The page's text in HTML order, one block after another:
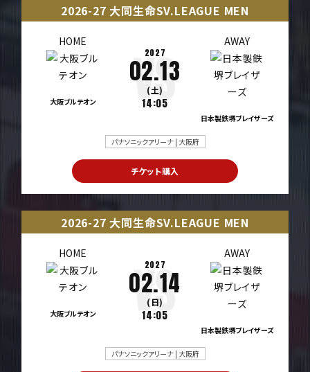
2026-27 大同生命SV.LEAGUE MEN
HOME
大阪ブルテオン
2027
02.13
(土)
14:05
AWAY
日本製鉄堺ブレイザーズ
パナソニックアリーナ | 大阪府
チケット購入
2026-27 大同生命SV.LEAGUE MEN
HOME
大阪ブルテオン
2027
02.14
(日)
14:05
AWAY
日本製鉄堺ブレイザーズ
パナソニックアリーナ | 大阪府